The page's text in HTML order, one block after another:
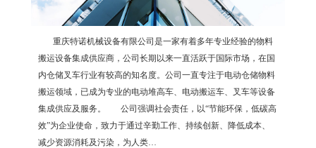
重庆特诺机械设备有限公司是一家有着多年专业经验的物料
搬运设备集成供应商，公司长期以来一直活跃于国际市场，在国
内仓储叉车行业有较高的知名度。公司一直专注于电动仓储物料
搬运领域，已成为专业的电动堆高车、电动搬运车、叉车等设备
集成供应及服务。 公司强调社会责任，以“节能环保，低碳高
效”为企业使命，致力于通过辛勤工作、持续创新、降低成本、
减少资源消耗及污染，为人类…